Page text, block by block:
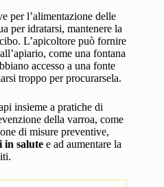
per l’alimentazione delle
per idratarsi, mantenere la
L’apicoltore può fornire
come una fontana
accesso a una fonte
troppo per procurarsela.
insieme a pratiche di
della varroa, come
di misure preventive,
in salute e ad aumentare la